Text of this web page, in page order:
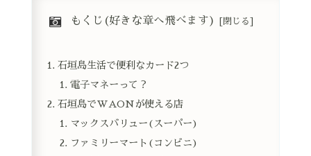
もくじ(好きな章へ飛べます)
石垣島生活で便利なカード2つ
電子マネーって？
石垣島でWAONが使える店
マックスバリュー(スーパー)
ファミリーマート(コンビニ)